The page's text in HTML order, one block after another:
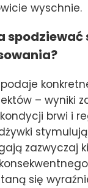
wyschnie.
spodziewać
– wyniki
brwi i
zazwyczaj
się